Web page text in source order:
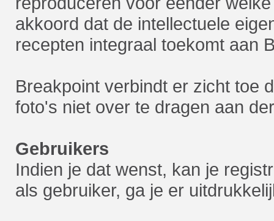
akkoord dat de intellectuele
recepten integraal toekomt aan
Breakpoint verbindt er zicht toe
foto's niet over te dragen aan
Gebruikers
Indien je dat wenst, kan je
als gebruiker, ga je er